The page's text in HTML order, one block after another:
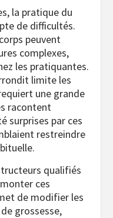
la pratique du
de difficultés.
peuvent
complexes,
les pratiquantes.
limite les
une grande
racontent
surprises par ces
restreindre
qualifiés
ces
de modifier les
grossesse,